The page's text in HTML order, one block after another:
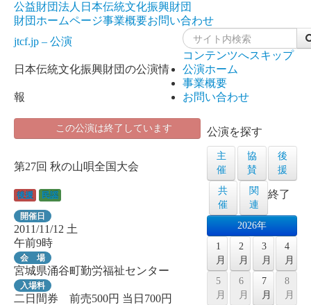
公益財団法人日本伝統文化振興財団
財団ホームページ事業概要お問い合わせ
jtcf.jp – 公演
日本伝統文化振興財団の公演情
報
コンテンツへスキップ
公演ホーム
事業概要
お問い合わせ
この公演は終了しています
第27回 秋の山唄全国大会
後援 民謡
開催日
2011/11/12 土
午前9時
会 場
宮城県涌谷町勤労福祉センター
入場料
二日間券 前売500円 当日700円
公演を探す
主
催
協
賛
後
援
共
催
関
連
2026年
1
月
2
月
3
月
4
月
5
月
6
月
7
月
8
月
終了